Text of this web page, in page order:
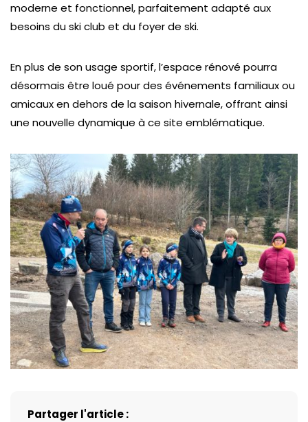
moderne et fonctionnel, parfaitement adapté aux
besoins du ski club et du foyer de ski.
En plus de son usage sportif, l’espace rénové pourra
désormais être loué pour des événements familiaux ou
amicaux en dehors de la saison hivernale, offrant ainsi
une nouvelle dynamique à ce site emblématique.
Partager l'article :